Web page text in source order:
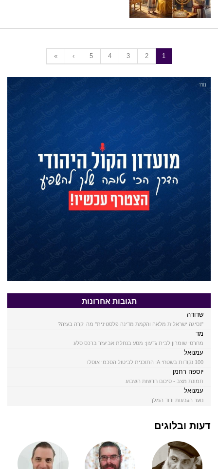
1
2
3
4
5
‹
«
תגובות אחרונות
שדודה
"נסיגה ישראלית מלאה והקמת מדינה פלסטינית" מה יקרה בעזה?
מד
מחרסי שומרון לבית גדעון: מסע בנחלת אביעזר ברכס סלע
עמנואל
100 נקודות בשטחי A: התוכנית לביטול הסכמי אוסלו
יוספה רחמן
תמונת מצב - סיכום חדשות השבוע
עמנואל
נוער הגבעות ודוד המלך
דעות ובלוגים